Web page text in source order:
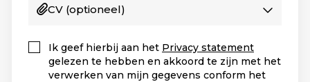
CV (optioneel)
Ik geef hierbij aan het Privacy statement
gelezen te hebben en akkoord te zijn met het
verwerken van mijn gegevens conform het